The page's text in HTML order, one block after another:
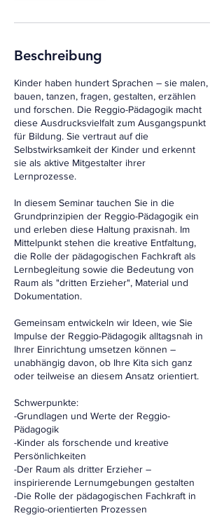
.
2
0
2
7
Beschreibung
Kinder haben hundert Sprachen – sie malen,
bauen, tanzen, fragen, gestalten, erzählen
und forschen. Die Reggio-Pädagogik macht
diese Ausdrucksvielfalt zum Ausgangspunkt
für Bildung. Sie vertraut auf die
Selbstwirksamkeit der Kinder und erkennt
sie als aktive Mitgestalter ihrer
Lernprozesse.
In diesem Seminar tauchen Sie in die
Grundprinzipien der Reggio-Pädagogik ein
und erleben diese Haltung praxisnah. Im
Mittelpunkt stehen die kreative Entfaltung,
die Rolle der pädagogischen Fachkraft als
Lernbegleitung sowie die Bedeutung von
Raum als "dritten Erzieher", Material und
Dokumentation.
Gemeinsam entwickeln wir Ideen, wie Sie
Impulse der Reggio-Pädagogik alltagsnah in
Ihrer Einrichtung umsetzen können –
unabhängig davon, ob Ihre Kita sich ganz
oder teilweise an diesem Ansatz orientiert.
Schwerpunkte:
-Grundlagen und Werte der Reggio-
Pädagogik
-Kinder als forschende und kreative
Persönlichkeiten
-Der Raum als dritter Erzieher –
inspirierende Lernumgebungen gestalten
-Die Rolle der pädagogischen Fachkraft in
Reggio-orientierten Prozessen